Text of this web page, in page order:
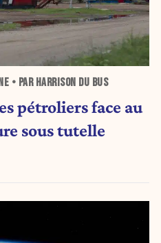
• PAR HARRISON DU BUS
pétroliers face au
sous tutelle